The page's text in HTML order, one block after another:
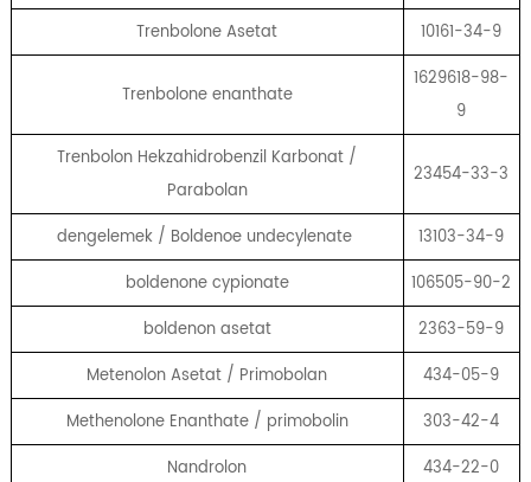
Trenbolone Asetat
10161-34-9
Trenbolone enanthate
1629618-98-
9
Trenbolon Hekzahidrobenzil Karbonat /
Parabolan
23454-33-3
dengelemek / Boldenoe undecylenate
13103-34-9
boldenone cypionate
106505-90-2
boldenon asetat
2363-59-9
Metenolon Asetat / Primobolan
434-05-9
Methenolone Enanthate / primobolin
303-42-4
Nandrolon
434-22-0